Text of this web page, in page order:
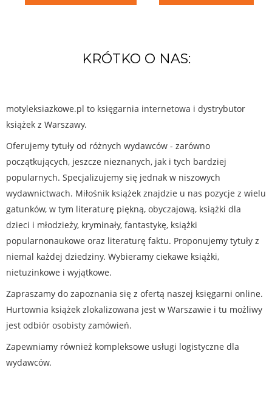
KRÓTKO O NAS:
motyleksiazkowe.pl to księgarnia internetowa i dystrybutor
książek z Warszawy.
Oferujemy tytuły od różnych wydawców - zarówno
początkujących, jeszcze nieznanych, jak i tych bardziej
popularnych. Specjalizujemy się jednak w niszowych
wydawnictwach. Miłośnik książek znajdzie u nas pozycje z wielu
gatunków, w tym literaturę piękną, obyczajową, książki dla
dzieci i młodzieży, kryminały, fantastykę, książki
popularnonaukowe oraz literaturę faktu. Proponujemy tytuły z
niemal każdej dziedziny. Wybieramy ciekawe książki,
nietuzinkowe i wyjątkowe.
Zapraszamy do zapoznania się z ofertą naszej księgarni online.
Hurtownia książek zlokalizowana jest w Warszawie i tu możliwy
jest odbiór osobisty zamówień.
Zapewniamy również kompleksowe usługi logistyczne dla
wydawców.